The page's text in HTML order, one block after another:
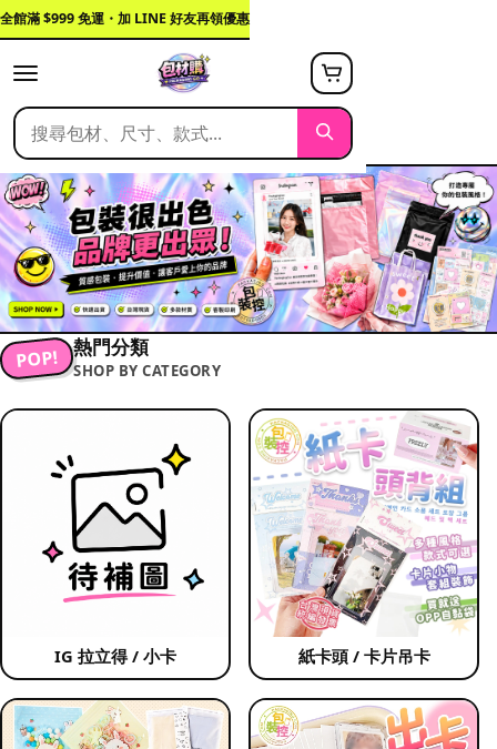
全館滿 $999 免運・加 LINE 好友再領優惠
POP! 熱門分類
SHOP BY CATEGORY
IG 拉立得 / 小卡 紙卡頭 / 卡片吊卡